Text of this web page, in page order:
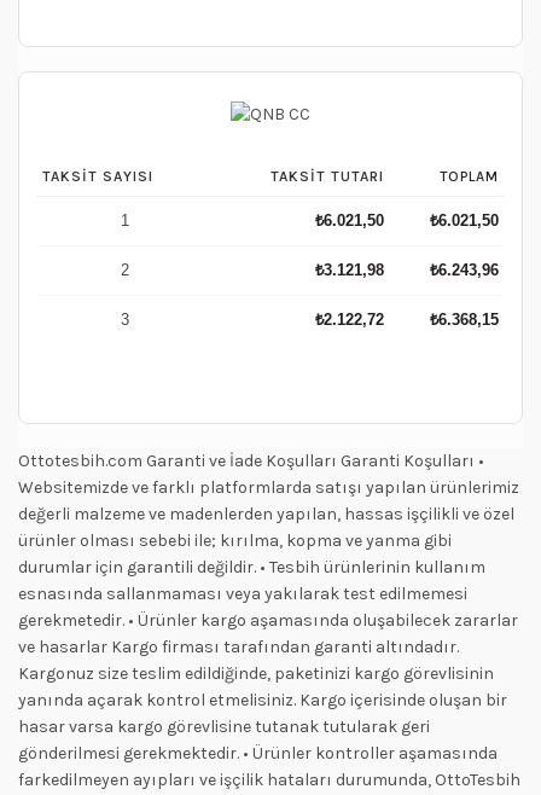
TAKSIT SAYISI TAKSIT TUTARI TOPLAM
1 ₺6.021,50 ₺6.021,50
2 ₺3.121,98 ₺6.243,96
3 ₺2.122,72 ₺6.368,15
Ottotesbih.com Garanti ve İade Koşulları Garanti Koşulları •
Websitemizde ve farklı platformlarda satışı yapılan ürünlerimiz
değerli malzeme ve madenlerden yapılan, hassas işçilikli ve özel
ürünler olması sebebi ile; kırılma, kopma ve yanma gibi
durumlar için garantili değildir. • Tesbih ürünlerinin kullanım
esnasında sallanmaması veya yakılarak test edilmemesi
gerekmetedir. • Ürünler kargo aşamasında oluşabilecek zararlar
ve hasarlar Kargo firması tarafından garanti altındadır.
Kargonuz size teslim edildiğinde, paketinizi kargo görevlisinin
yanında açarak kontrol etmelisiniz. Kargo içerisinde oluşan bir
hasar varsa kargo görevlisine tutanak tutularak geri
gönderilmesi gerekmektedir. • Ürünler kontroller aşamasında
farkedilmeyen ayıpları ve işçilik hataları durumunda, OttoTesbih